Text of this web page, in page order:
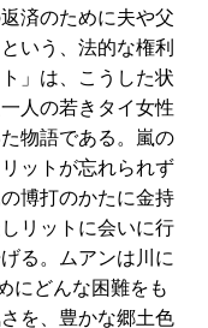
済のために夫や父
いう、法的な権利
」は、こうした状
人の若きタイ女性
物語である。嵐の
ットが忘れられず
博打のかたに金持
リットに会いに行
る。ムアンは川に
にどんな困難をも
を、豊かな郷土色